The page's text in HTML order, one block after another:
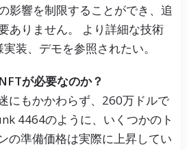
影響を制限することができ、追
ありません。 より詳細な技術
装、デモを参照されたい。
が必要なのか？
にもかかわらず、260万ドルで
4464のように、いくつかのト
の準備価格は実際に上昇してい